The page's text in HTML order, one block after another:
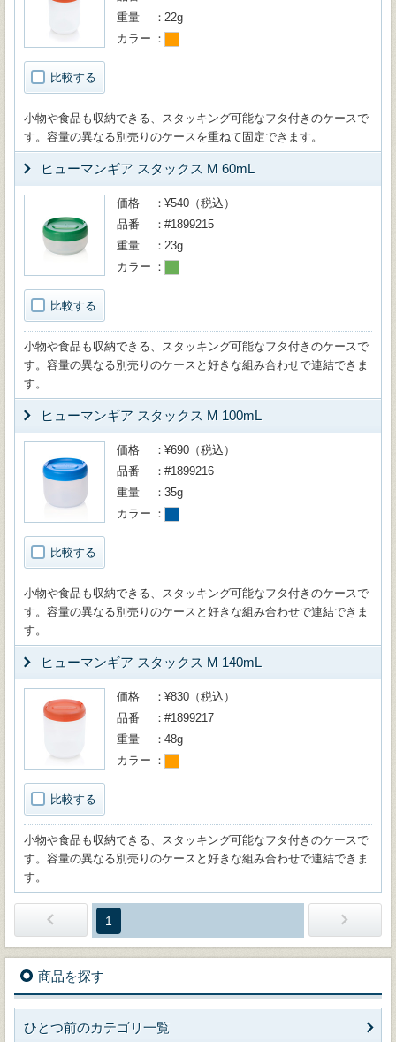
比較する
重量
22g
カラー
小物や食品も収納できる、スタッキング可能なフタ付きのケースで
す。容量の異なる別売りのケースを重ねて固定できます。
ヒューマンギア スタックス M 60mL
比較する
価格
¥540（税込）
品番
#1899215
重量
23g
カラー
小物や食品も収納できる、スタッキング可能なフタ付きのケースで
す。容量の異なる別売りのケースと好きな組み合わせで連結できま
す。
ヒューマンギア スタックス M 100mL
比較する
価格
¥690（税込）
品番
#1899216
重量
35g
カラー
小物や食品も収納できる、スタッキング可能なフタ付きのケースで
す。容量の異なる別売りのケースと好きな組み合わせで連結できま
す。
ヒューマンギア スタックス M 140mL
比較する
価格
¥830（税込）
品番
#1899217
重量
48g
カラー
小物や食品も収納できる、スタッキング可能なフタ付きのケースで
す。容量の異なる別売りのケースと好きな組み合わせで連結できま
す。
1
商品を探す
ひとつ前のカテゴリ一覧